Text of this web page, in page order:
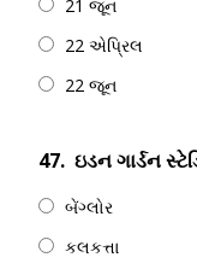
21 જૂન
22 એપ્રિલ
22 જૂન
47. ઇડન ગાર્ડન
બેંગ્લોર
કલકત્તા